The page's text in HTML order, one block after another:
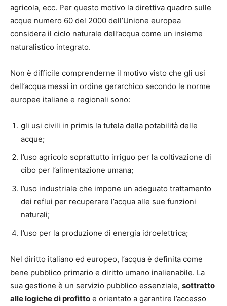
agricola, ecc. Per questo motivo la direttiva quadro sulle
acque numero 60 del 2000 dell’Unione europea
considera il ciclo naturale dell’acqua come un insieme
naturalistico integrato.
Non è difficile comprenderne il motivo visto che gli usi
dell’acqua messi in ordine gerarchico secondo le norme
europee italiane e regionali sono:
gli usi civili in primis la tutela della potabilità delle
acque;
l’uso agricolo soprattutto irriguo per la coltivazione di
cibo per l’alimentazione umana;
l’uso industriale che impone un adeguato trattamento
dei reflui per recuperare l’acqua alle sue funzioni
naturali;
l’uso per la produzione di energia idroelettrica;
Nel diritto italiano ed europeo, l’acqua è definita come
bene pubblico primario e diritto umano inalienabile. La
sua gestione è un servizio pubblico essenziale, sottratto
alle logiche di profitto e orientato a garantire l’accesso